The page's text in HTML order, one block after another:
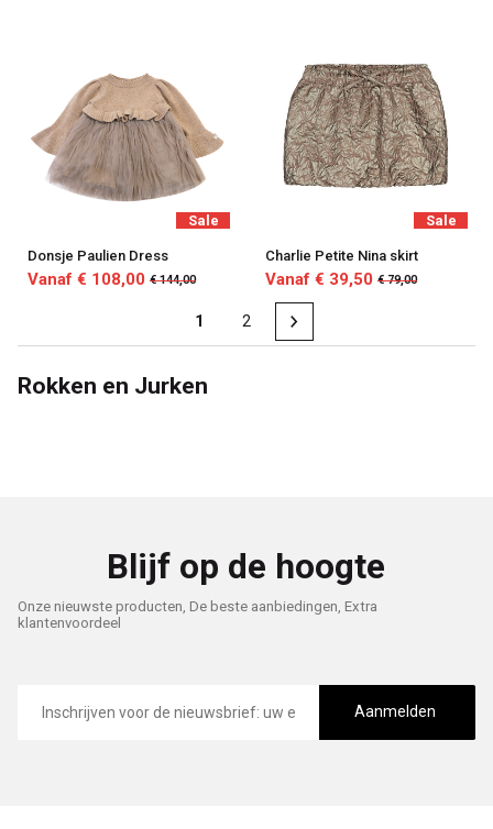
Sale
Donsje Paulien Dress
Vanaf € 108,00 € 144,00
Sale
Charlie Petite Nina skirt
Vanaf € 39,50 € 79,00
1 2
Rokken en Jurken
Blijf op de hoogte
Onze nieuwste producten, De beste aanbiedingen, Extra
klantenvoordeel
mailadres
Aanmelden